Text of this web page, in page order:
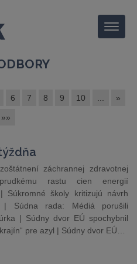
Menu
6 7 8 9 10 »
»»
záchrannej zdravotnej
rastu cien energií
Súkromné školy kritizujú návrh
| Súdna rada: Médiá porušili
| Súdny dvor EÚ spochybnil
pre azyl | Súdny dvor EÚ…